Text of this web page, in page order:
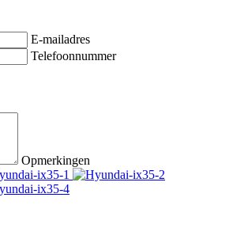
E-mailadres
Telefoonnummer
Opmerkingen